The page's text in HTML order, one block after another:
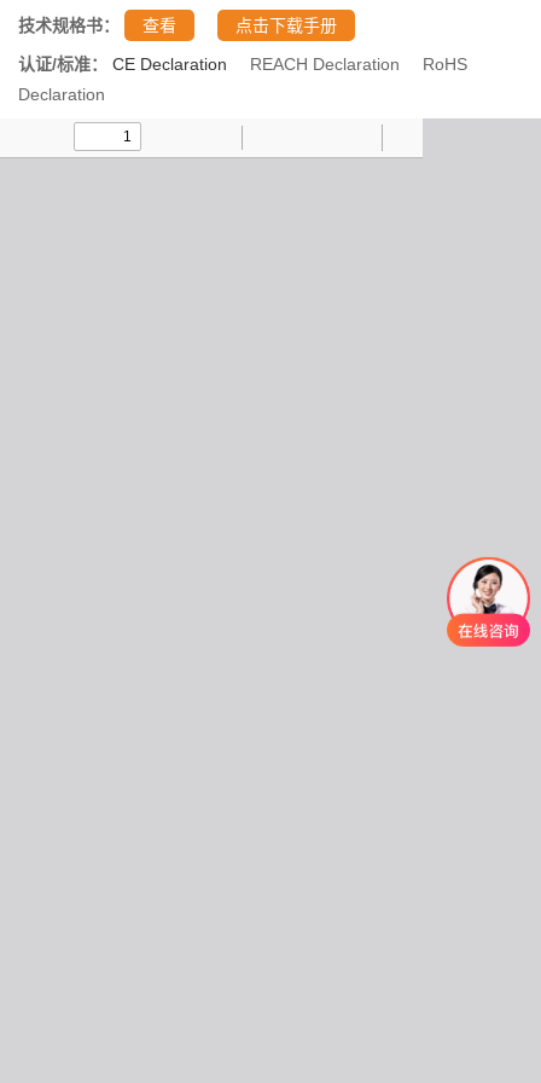
技术规格书： 查看
点击下载手册
认证/标准：
CE Declaration REACH Declaration
RoHS
Declaration